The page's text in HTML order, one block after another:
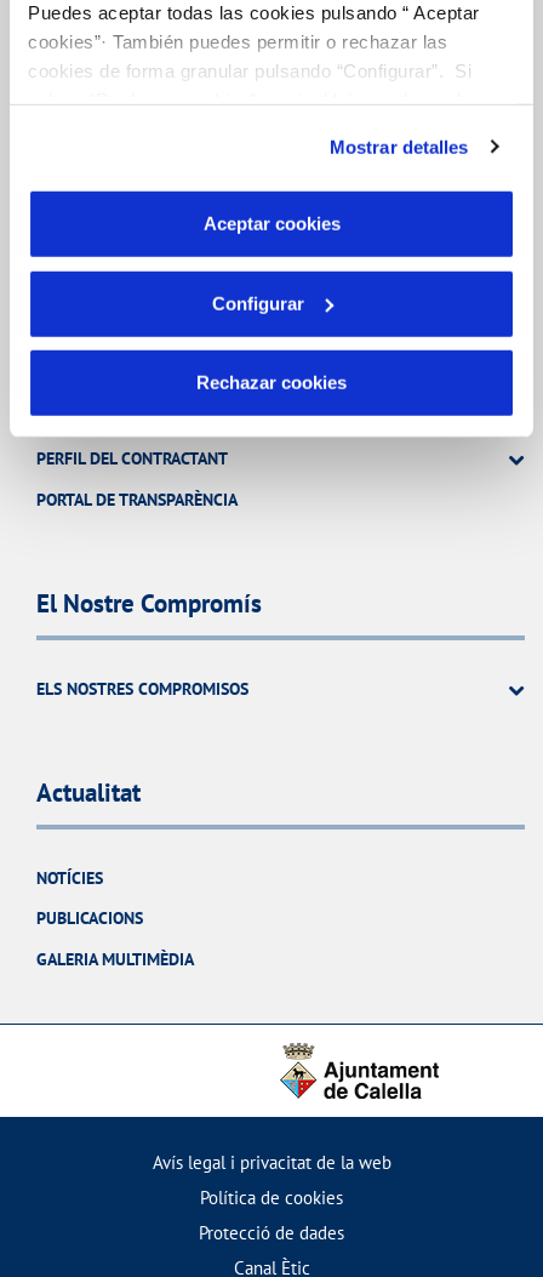
Puedes aceptar todas las cookies pulsando “ Aceptar
cookies”· También puedes permitir o rechazar las
cookies de forma granular pulsando “Configurar”. Si
son indispensables para que el sitio web funcione y que
por tanto no se pueden desactivar. Puedes consultar
más información en nuestraPolítica de Cookies
Mostrar detalles
Aceptar cookies
Configurar
Rechazar cookies
Altres Serveis
GESTIÓ DE FONTS ORNAMENTALS
Coneix-nos
SOBRE NOSALTRES
SISTEMES DE GESTIÓ I CERTIFICATS
PERFIL DEL CONTRACTANT
PORTAL DE TRANSPARÈNCIA
El Nostre Compromís
ELS NOSTRES COMPROMISOS
Actualitat
NOTÍCIES
PUBLICACIONS
GALERIA MULTIMÈDIA
Avís legal i privacitat de la web
Política de cookies
Protecció de dades
Canal Ètic